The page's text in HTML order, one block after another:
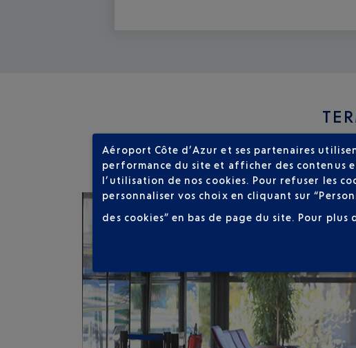
Aéroport Côte d’Azur et ses partenaires
performance du site et afficher des contenus
l’utilisation de nos cookies. Pour refuser les
personnaliser vos choix en cliquant sur
des cookies” en bas de page du site. Pour plus